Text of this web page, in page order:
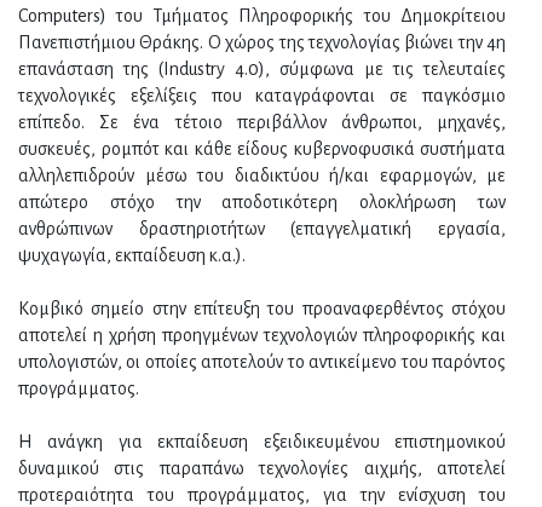
Computers) του Τμήματος Πληροφορικής του Δημοκρίτειου
Πανεπιστήμιου Θράκης. Ο χώρος της τεχνολογίας βιώνει την 4η
επανάσταση της (Industry 4.0), σύμφωνα με τις τελευταίες
τεχνολογικές εξελίξεις που καταγράφονται σε παγκόσμιο
επίπεδο. Σε ένα τέτοιο περιβάλλον άνθρωποι, μηχανές,
συσκευές, ρομπότ και κάθε είδους κυβερνoφυσικά συστήματα
αλληλεπιδρούν μέσω του διαδικτύου ή/και εφαρμογών, με
απώτερο στόχο την αποδοτικότερη ολοκλήρωση των
ανθρώπινων δραστηριοτήτων (επαγγελματική εργασία,
ψυχαγωγία, εκπαίδευση κ.α.).
Κομβικό σημείο στην επίτευξη του προαναφερθέντος στόχου
αποτελεί η χρήση προηγμένων τεχνολογιών πληροφορικής και
υπολογιστών, οι οποίες αποτελούν το αντικείμενο του παρόντος
προγράμματος.
Η ανάγκη για εκπαίδευση εξειδικευμένου επιστημονικού
δυναμικού στις παραπάνω τεχνολογίες αιχμής, αποτελεί
προτεραιότητα του προγράμματος, για την ενίσχυση του